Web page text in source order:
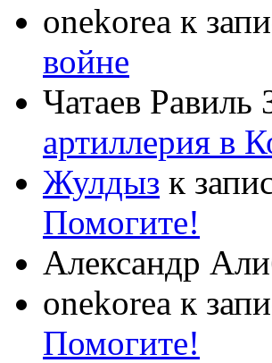
onekorea к
войне
Чатаев Равиль
артиллерия в
Жулдыз к
Помогите!
Александр
onekorea к
Помогите!